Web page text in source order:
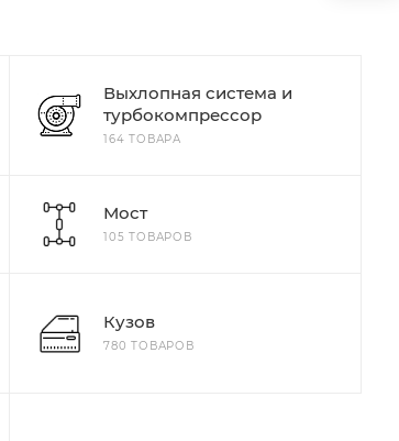
Выхлопная система и
турбокомпрессор
164 ТОВАРА
Мост
105 ТОВАРОВ
Кузов
780 ТОВАРОВ